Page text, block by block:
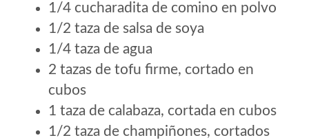
1/4 cucharadita de comino en polvo
1/2 taza de salsa de soya
1/4 taza de agua
2 tazas de tofu firme, cortado en
cubos
1 taza de calabaza, cortada en cubos
1/2 taza de champiñones, cortados